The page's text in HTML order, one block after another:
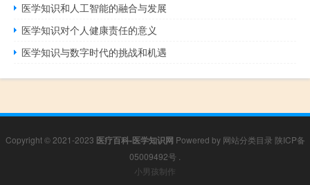
医学知识和人工智能的融合与发展
医学知识对个人健康责任的意义
医学知识与数字时代的挑战和机遇
Copyright © 2021-2023 医疗百科-医学知识网 Powered by 网站分类目录 陕ICP备
05009492号
小男孩制作